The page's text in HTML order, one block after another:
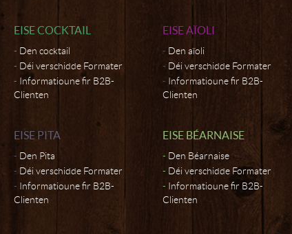
EISE COCKTAIL
Den cocktail
Déi verschidde Formater
Informatioune fir B2B-
Clienten
EISE AÏOLI
Den aïoli
Déi verschidde Formater
Informatioune fir B2B-
Clienten
EISE PITA
Den Pita
Déi verschidde Formater
Informatioune fir B2B-
Clienten
EISE BÉARNAISE
Den Béarnaise
Déi verschidde Formater
Informatioune fir B2B-
Clienten